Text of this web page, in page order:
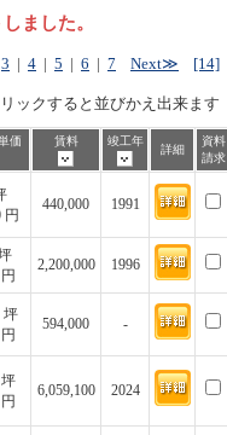
ました。
3 4 5 6 7 Next≫ [14]
ックすると並びかえ出来ます
価 賃料 竣工年
詳細
資料
請求
円
440,000 1991
2,200,000 1996
坪
594,000 -
坪
6,059,100 2024